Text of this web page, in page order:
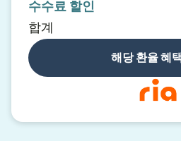
수수료 할인
합계
해당 환율 혜